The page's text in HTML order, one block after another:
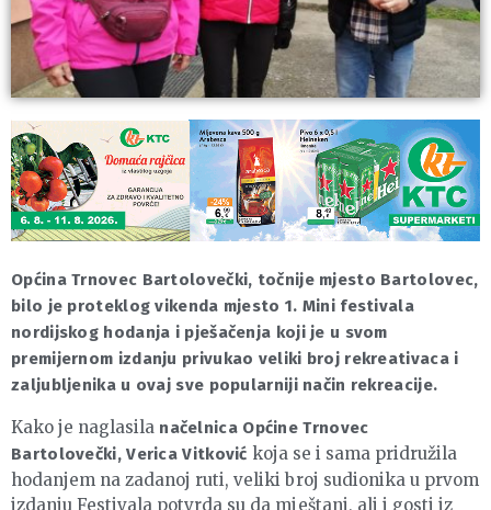
Općina Trnovec Bartolovečki, točnije mjesto Bartolovec,
bilo je proteklog vikenda mjesto 1. Mini festivala
nordijskog hodanja i pješačenja koji je u svom
premijernom izdanju privukao veliki broj rekreativaca i
zaljubljenika u ovaj sve popularniji način rekreacije.
Kako je naglasila načelnica Općine Trnovec
Bartolovečki, Verica Vitković koja se i sama pridružila
hodanjem na zadanoj ruti, veliki broj sudionika u prvom
izdanju Festivala potvrda su da mještani, ali i gosti iz